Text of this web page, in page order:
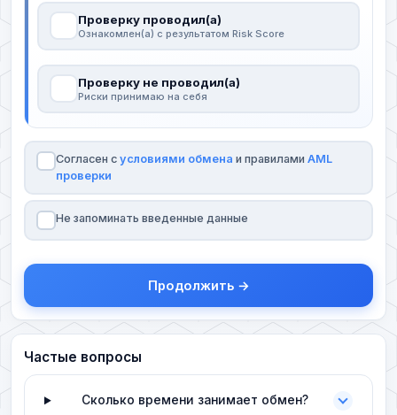
Проверку проводил(а)
Ознакомлен(а) с результатом Risk Score
Проверку не проводил(а)
Риски принимаю на себя
Согласен с условиями обмена и правилами AML
проверки
Не запоминать введенные данные
Продолжить →
Частые вопросы
Сколько времени занимает обмен?